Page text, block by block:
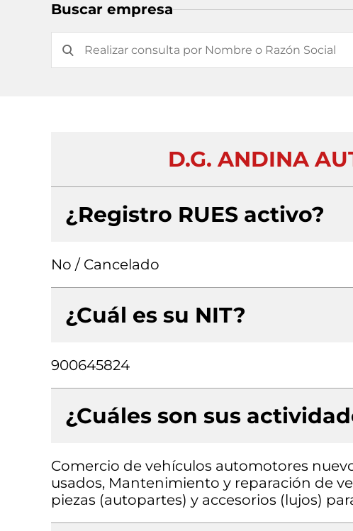
Buscar empresa
D.G. ANDINA
¿Registro RUES activo?
No / Cancelado
¿Cuál es su NIT?
900645824
¿Cuáles son sus
Comercio de vehículos automotores
usados, Mantenimiento y reparación de
piezas (autopartes) y accesorios (lujos)